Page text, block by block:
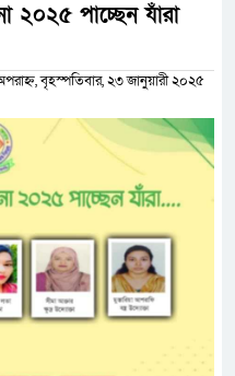
২০২৫ পাচ্ছেন যাঁরা
বৃহস্পতিবার, ২৩ জানুয়ারী ২০২৫